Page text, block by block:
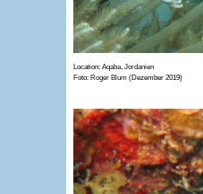
Location: Aqaba, Jordanien
Foto: Roger Blum(Dezember 2019)